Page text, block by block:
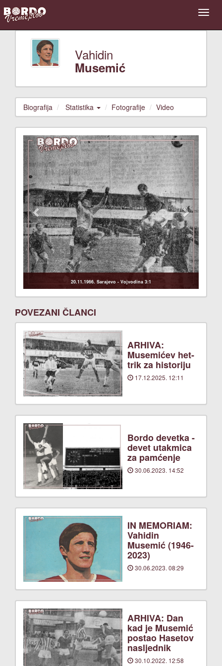
Vahidin
Musemić
Biografija Statistika Fotografije Video
20.11.1966. Sarajevo - Vojvodina 3:1
Previous Next
POVEZANI ČLANCI
ARHIVA:
Musemićev het-
trik za historiju
17.12.2025. 12:11
Bordo devetka -
devet utakmica
za pamćenje
30.06.2023. 14:52
IN MEMORIAM:
Vahidin
Musemić (1946-
2023)
30.06.2023. 08:29
ARHIVA: Dan
kad je Musemić
postao Hasetov
nasljednik
30.10.2022. 12:58